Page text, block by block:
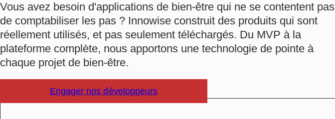
Vous avez besoin d'applications de bien-être qui ne se contentent pas
de comptabiliser les pas ? Innowise construit des produits qui sont
réellement utilisés, et pas seulement téléchargés. Du MVP à la
plateforme complète, nous apportons une technologie de pointe à
chaque projet de bien-être.
Engager nos développeurs